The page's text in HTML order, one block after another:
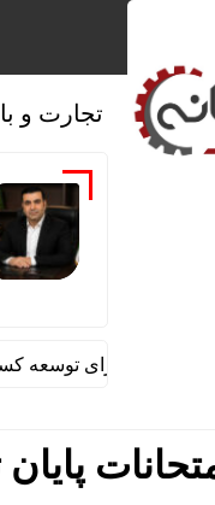
تجارت و
برای توسعه کسب‌ و